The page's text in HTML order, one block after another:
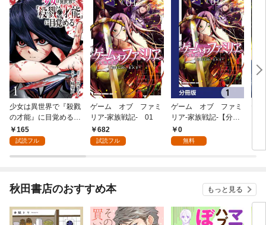
少女は異世界で『殺戮
の才能』に目覚める
(話売り) #1
165
試読フル
ゲーム オブ ファミ
リア-家族戦記- 01
682
試読フル
ゲーム オブ ファミ
リア-家族戦記-【分冊
版】 1
0
無料
秋田書店のおすすめ本 もっと見る